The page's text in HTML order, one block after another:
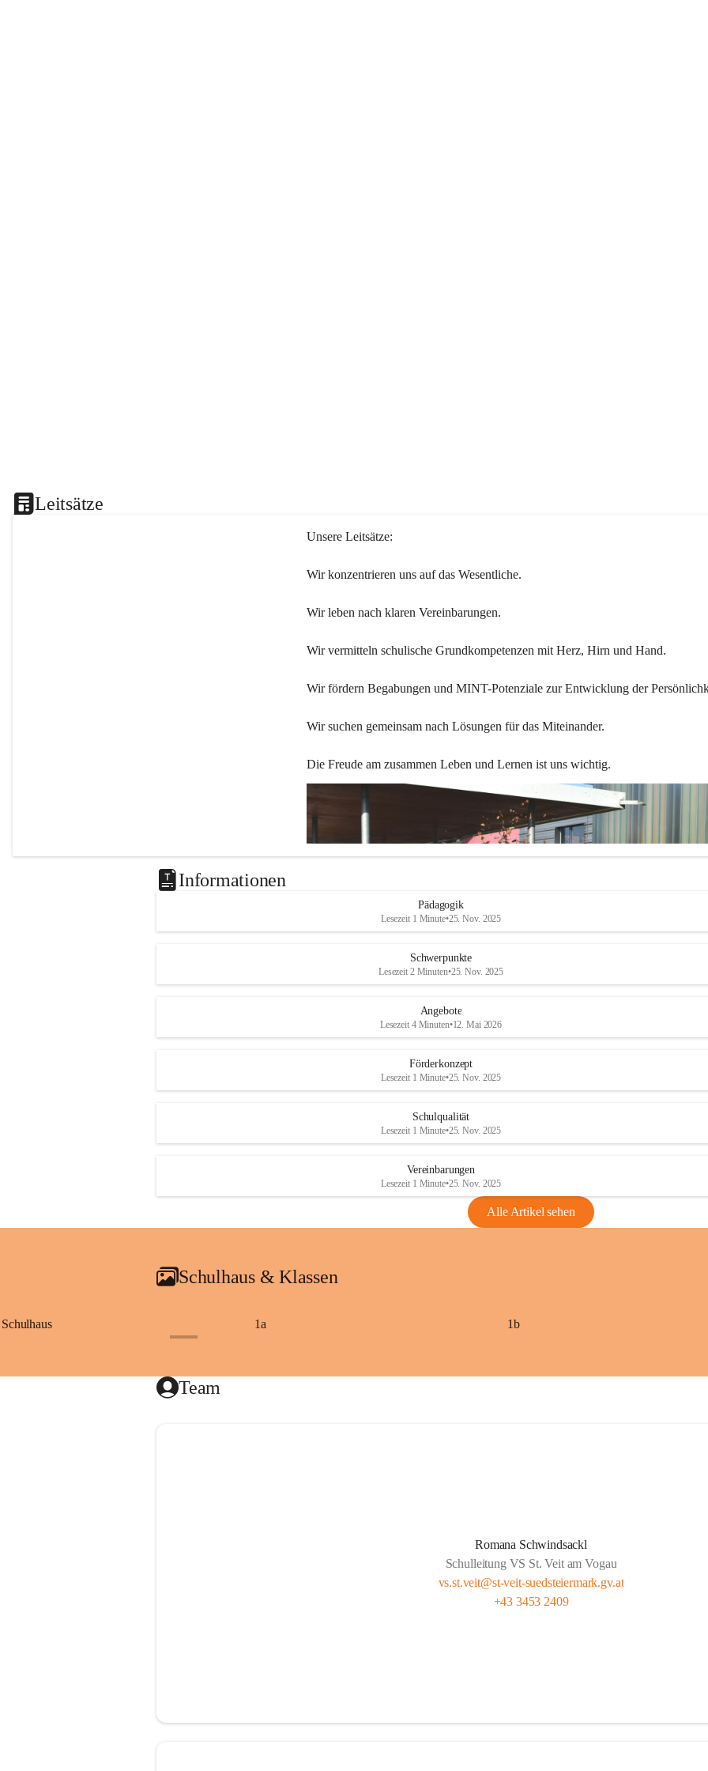
Leitsätze
Unsere Leitsätze:
Wir konzentrieren uns auf das Wesentliche.
Wir leben nach klaren Vereinbarungen.
Wir vermitteln schulische Grundkompetenzen mit Herz, Hirn und Hand.
Wir fördern Begabungen und MINT-Potenziale zur Entwicklung der
Wir suchen gemeinsam nach Lösungen für das Miteinander.
Die Freude am zusammen Leben und Lernen ist uns wichtig.
Informationen
Pädagogik
Lesezeit 1 Minute•25. Nov. 2025
Schwerpunkte
Lesezeit 2 Minuten•25. Nov. 2025
Angebote
Lesezeit 4 Minuten•12. Mai 2026
Förderkonzept
Lesezeit 1 Minute•25. Nov. 2025
Schulqualität
Lesezeit 1 Minute•25. Nov. 2025
Vereinbarungen
Lesezeit 1 Minute•25. Nov. 2025
Alle Artikel sehen
Schulhaus & Klassen
Schulhaus 1a 1b
Team
Romana Schwindsackl
Schulleitung VS St. Veit am Vogau
vs.st.veit@st-veit-suedsteiermark.gv.at
+43 3453 2409